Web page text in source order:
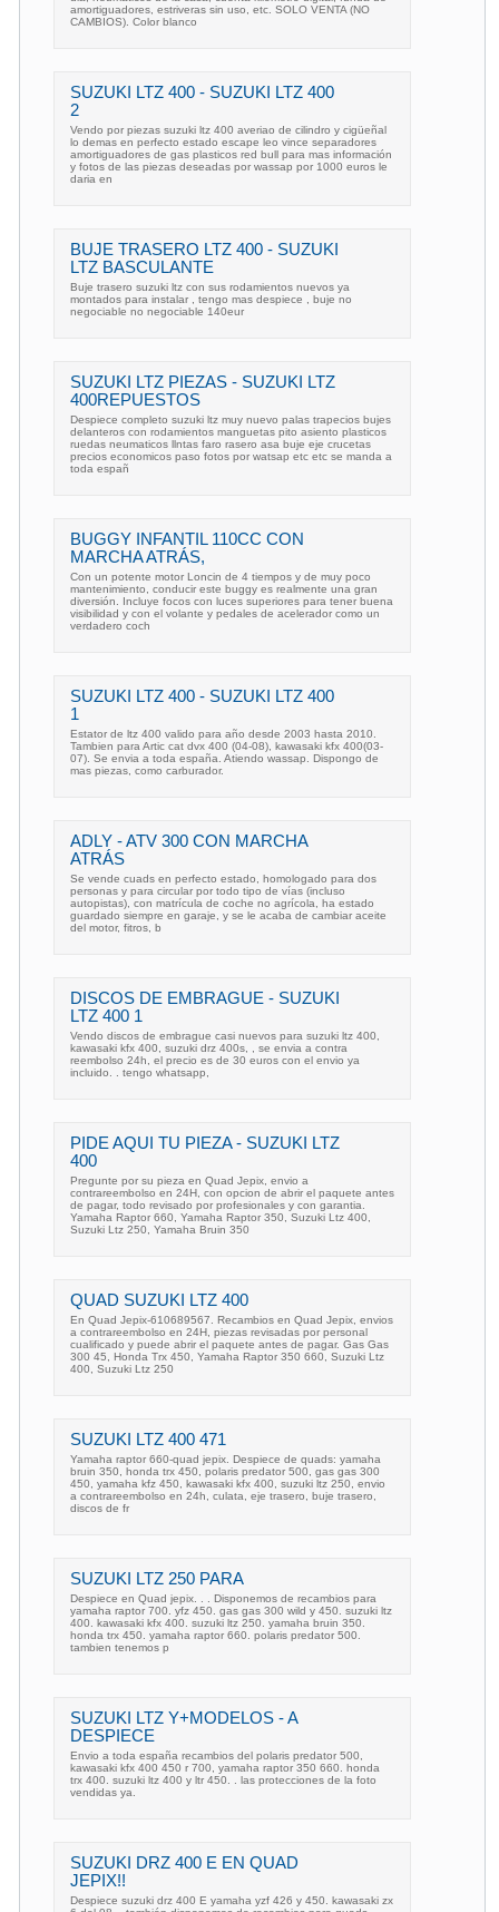
amortiguadores, estriveras sin uso, etc. SOLO VENTA (NO
CAMBIOS). Color blanco
SUZUKI LTZ 400 - SUZUKI LTZ 400
2
Vendo por piezas suzuki ltz 400 averiao de cilindro y cigüeñal
lo demas en perfecto estado escape leo vince separadores
amortiguadores de gas plasticos red bull para mas información
y fotos de las piezas deseadas por wassap por 1000 euros le
daria en
BUJE TRASERO LTZ 400 - SUZUKI
LTZ BASCULANTE
Buje trasero suzuki ltz con sus rodamientos nuevos ya
montados para instalar , tengo mas despiece , buje no
negociable no negociable 140eur
SUZUKI LTZ PIEZAS - SUZUKI LTZ
400REPUESTOS
Despiece completo suzuki ltz muy nuevo palas trapecios bujes
delanteros con rodamientos manguetas pito asiento plasticos
ruedas neumaticos llntas faro rasero asa buje eje crucetas
precios economicos paso fotos por watsap etc etc se manda a
toda españ
BUGGY INFANTIL 110CC CON
MARCHA ATRÁS,
Con un potente motor Loncin de 4 tiempos y de muy poco
mantenimiento, conducir este buggy es realmente una gran
diversión. Incluye focos con luces superiores para tener buena
visibilidad y con el volante y pedales de acelerador como un
verdadero coch
SUZUKI LTZ 400 - SUZUKI LTZ 400
1
Estator de ltz 400 valido para año desde 2003 hasta 2010.
Tambien para Artic cat dvx 400 (04-08), kawasaki kfx 400(03-
07). Se envia a toda españa. Atiendo wassap. Dispongo de
mas piezas, como carburador.
ADLY - ATV 300 CON MARCHA
ATRÁS
Se vende cuads en perfecto estado, homologado para dos
personas y para circular por todo tipo de vías (incluso
autopistas), con matrícula de coche no agrícola, ha estado
guardado siempre en garaje, y se le acaba de cambiar aceite
del motor, fitros, b
DISCOS DE EMBRAGUE - SUZUKI
LTZ 400 1
Vendo discos de embrague casi nuevos para suzuki ltz 400,
kawasaki kfx 400, suzuki drz 400s, , se envia a contra
reembolso 24h, el precio es de 30 euros con el envio ya
incluido. . tengo whatsapp,
PIDE AQUI TU PIEZA - SUZUKI LTZ
400
Pregunte por su pieza en Quad Jepix, envio a
contrareembolso en 24H, con opcion de abrir el paquete antes
de pagar, todo revisado por profesionales y con garantia.
Yamaha Raptor 660, Yamaha Raptor 350, Suzuki Ltz 400,
Suzuki Ltz 250, Yamaha Bruin 350
QUAD SUZUKI LTZ 400
En Quad Jepix-610689567. Recambios en Quad Jepix, envios
a contrareembolso en 24H, piezas revisadas por personal
cualificado y puede abrir el paquete antes de pagar. Gas Gas
300 45, Honda Trx 450, Yamaha Raptor 350 660, Suzuki Ltz
400, Suzuki Ltz 250
SUZUKI LTZ 400 471
Yamaha raptor 660-quad jepix. Despiece de quads: yamaha
bruin 350, honda trx 450, polaris predator 500, gas gas 300
450, yamaha kfz 450, kawasaki kfx 400, suzuki ltz 250, envio
a contrareembolso en 24h, culata, eje trasero, buje trasero,
discos de fr
SUZUKI LTZ 250 PARA
Despiece en Quad jepix. . . Disponemos de recambios para
yamaha raptor 700. yfz 450. gas gas 300 wild y 450. suzuki ltz
400. kawasaki kfx 400. suzuki ltz 250. yamaha bruin 350.
honda trx 450. yamaha raptor 660. polaris predator 500.
tambien tenemos p
SUZUKI LTZ Y+MODELOS - A
DESPIECE
Envio a toda españa recambios del polaris predator 500,
kawasaki kfx 400 450 r 700, yamaha raptor 350 660. honda
trx 400. suzuki ltz 400 y ltr 450. . las protecciones de la foto
vendidas ya.
SUZUKI DRZ 400 E EN QUAD
JEPIX!!
Despiece suzuki drz 400 E yamaha yzf 426 y 450. kawasaki zx